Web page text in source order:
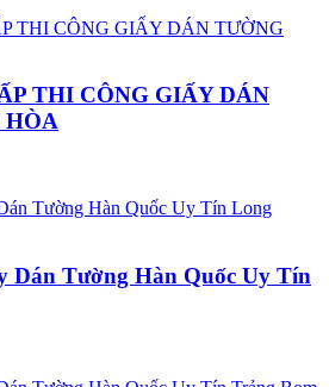
THI CÔNG GIẤY DÁN
HÒA
Dán Tường Hàn Quốc Uy Tín